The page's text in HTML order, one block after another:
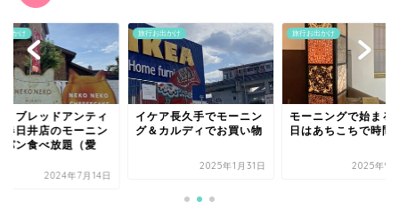
出かけ
ア長久手でモーニン
カルディでお買い物
旅行お出かけ
モーニングで始まる日曜
日はあちこちで時間調整
2025年9月30日
旅行お出かけ
ハートブレッドアン
ーク春日井店のモー